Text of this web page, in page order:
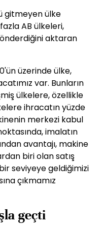
gitmeyen ülke
AB ülkeleri,
aktaran
üzerinde ülke,
var. Bunların
ülkelere, özellikle
ihracatın yüzde
merkezi kabul
imalatın
avantajı, makine
biri olan satış
seviyeye geldiğimizi
çıkmamız
geçti